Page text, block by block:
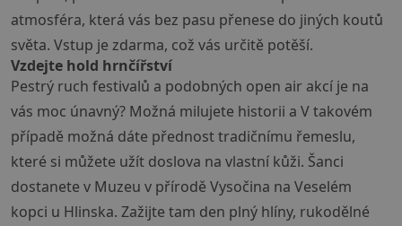
atmosféra, která vás bez pasu přenese do jiných koutů
světa. Vstup je zdarma, což vás určitě potěší.
Vzdejte hold hrnčířství
Pestrý ruch festivalů a podobných open air akcí je na
vás moc únavný? Možná milujete historii a V takovém
případě možná dáte přednost tradičnímu řemeslu,
které si můžete užít doslova na vlastní kůži. Šanci
dostanete v Muzeu v přírodě Vysočina na Veselém
kopci u Hlinska. Zažijte tam den plný hlíny, rukodělné